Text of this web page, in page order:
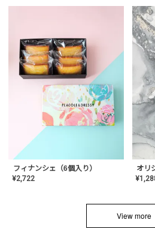
フィナンシェ（6個入り）
¥2,722 ¥
View more